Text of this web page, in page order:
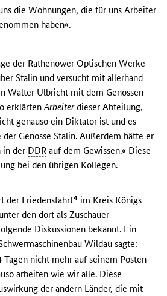
die Wohnungen, die für uns Arbeiter
haben«.
der Rathenower Optischen Werke
Stalin und versucht mit allerhand
Walter Ulbricht mit dem Genossen
erklärtenArbeiterdieser Abteilung,
genauso ein Diktator ist und es
Genosse Stalin. Außerdem hätte er
in der DDR auf dem Gewissen.« Diese
bei den übrigen Kollegen.
der Friedensfahrt4 im Kreis Königs
den dort als Zuschauer
Diskussionen bekannt. Ein
Wildau sagte:
Tagen nicht mehr auf seinem Posten
arbeiten wie wir alle. Diese
der andern Länder, die mit